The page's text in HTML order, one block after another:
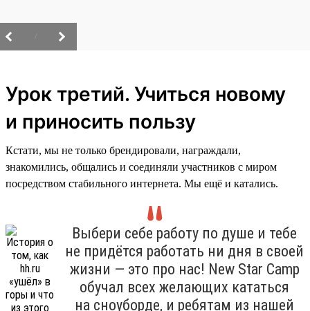
Урок третий. Учиться новому
и приносить пользу
Кстати, мы не только брендировали, награждали,
знакомились, общались и соединяли участников с миром
посредством стабильного интернета. Мы ещё и катались.
Выбери себе работу по душе и тебе
не придётся работать ни дня в своей
жизни — это про нас! New Star Camp
обучал всех желающих кататься
на сноуборде, и ребятам из нашей